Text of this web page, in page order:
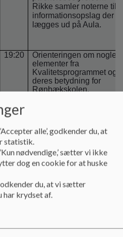
Rikke samler noterne til
informationsopslag der
lægges ud på Aula.
19:20
Orienteringen om nogle
elementer fra
Kvalitetsprogrammet og
deres betydning for
Rønbækskolen.
19:35
Gennemgang og
af skolens principper.
Ledelsen laver en
gennemgang til et af de
bestyrelsesmøder hvor
bestyrelsen arbejder
med det samlede
alle’, godkender du, at
statistik.
nødvendige,’ sætter vi ikke
dog en cookie for at huske
du, at vi sætter
har krydset af.